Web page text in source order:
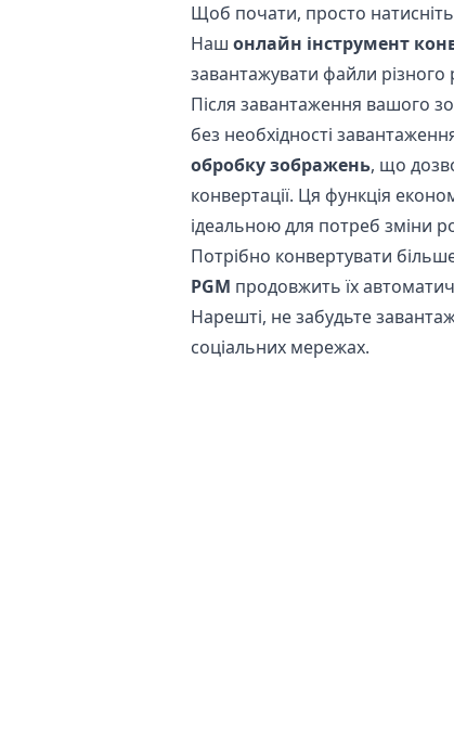
Щоб почати, просто
Наш онлайн інструмент
завантажувати файли різного
Після завантаження вашого
без необхідності
обробку зображень, що
конвертації. Ця функція
ідеальною для потреб зміни
Потрібно конвертувати
PGM продовжить їх
Нарешті, не забудьте
соціальних мережах.